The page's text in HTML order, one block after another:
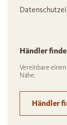
Händler
Vereinbare
Nähe.
Händler